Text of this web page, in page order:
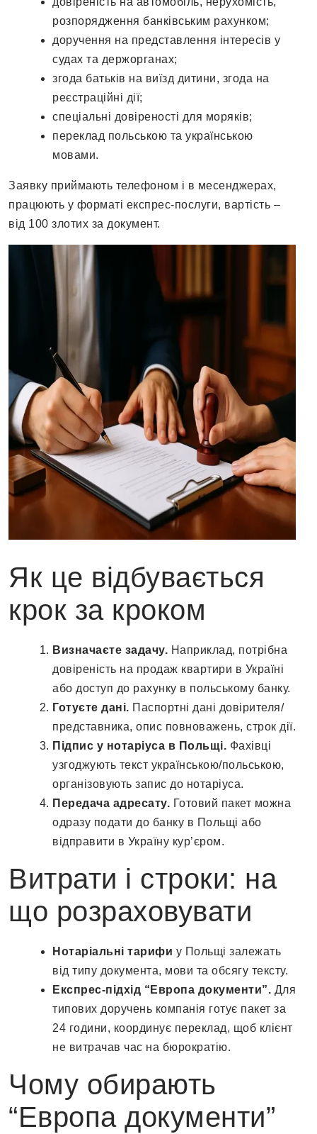
розпорядження банківським рахунком;
доручення на представлення інтересів у
судах та держорганах;
згода батьків на виїзд дитини, згода на
реєстраційні дії;
спеціальні довіреності для моряків;
переклад польською та українською
мовами.
Заявку приймають телефоном і в месенджерах,
працюють у форматі експрес-послуги, вартість –
від 100 злотих за документ.
Як це відбувається
крок за кроком
Визначаєте задачу. Наприклад, потрібна
довіреність на продаж квартири в Україні
або доступ до рахунку в польському банку.
Готуєте дані. Паспортні дані довірителя/
представника, опис повноважень, строк дії.
Підпис у нотаріуса в Польщі. Фахівці
узгоджують текст українською/польською,
організовують запис до нотаріуса.
Передача адресату. Готовий пакет можна
одразу подати до банку в Польщі або
відправити в Україну кур’єром.
Витрати і строки: на
що розраховувати
Нотаріальні тарифи у Польщі залежать
від типу документа, мови та обсягу тексту.
Експрес-підхід “Европа документи”. Для
типових доручень компанія готує пакет за
24 години, координує переклад, щоб клієнт
не витрачав час на бюрократію.
Чому обирають
“Европа документи”